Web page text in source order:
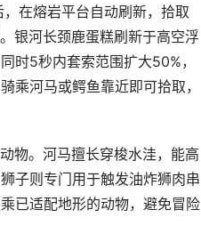
在熔岩平台自动刷新，拾取
银河长颈鹿蛋糕刷新于高空浮
时5秒内套索范围扩大50%，
乘河马或鳄鱼靠近即可拾取，
物。河马擅长穿梭水洼，能高
子则专门用于触发油炸狮肉串
已适配地形的动物，避免冒险